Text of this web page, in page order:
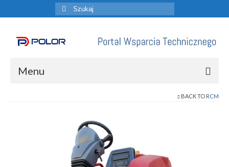
Szuklaj
w:
Menu
Cennik / Dostępność
Dokumentacja Techniczna
Materiały Pomocnicze
BACK TO RCM